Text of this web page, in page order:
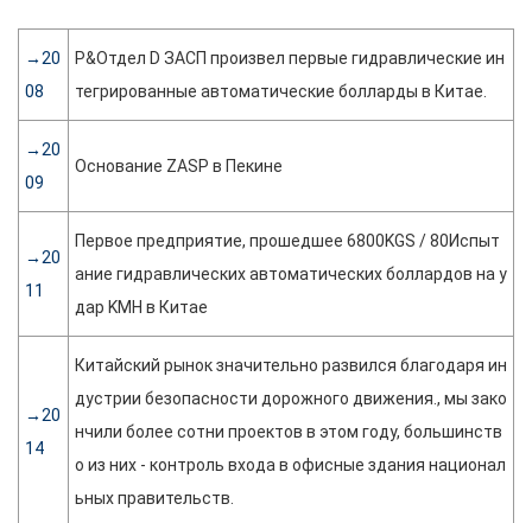
→20
08
Р&Отдел D ЗАСП произвел первые гидравлические ин
тегрированные автоматические болларды в Китае.
→20
09
Основание ZASP в Пекине
→20
11
Первое предприятие, прошедшее 6800KGS / 80Испыт
ание гидравлических автоматических боллардов на у
дар KMH в Китае
→20
14
Китайский рынок значительно развился благодаря ин
дустрии безопасности дорожного движения., мы зако
нчили более сотни проектов в этом году, большинств
о из них - контроль входа в офисные здания национал
ьных правительств.